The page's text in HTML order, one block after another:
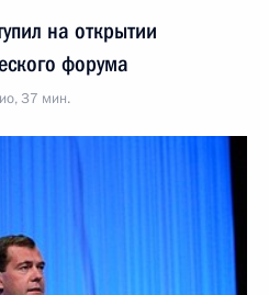
на открытии
форума
37 мин.